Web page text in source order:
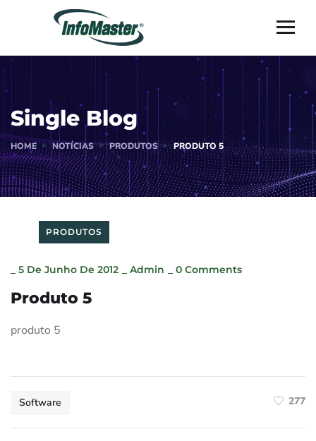
Single Blog
HOME NOTÍCIAS PRODUTOS PRODUTO 5
PRODUTOS
5 De Junho De 2012 Admin 0 Comments
Produto 5
produto 5
Software 277